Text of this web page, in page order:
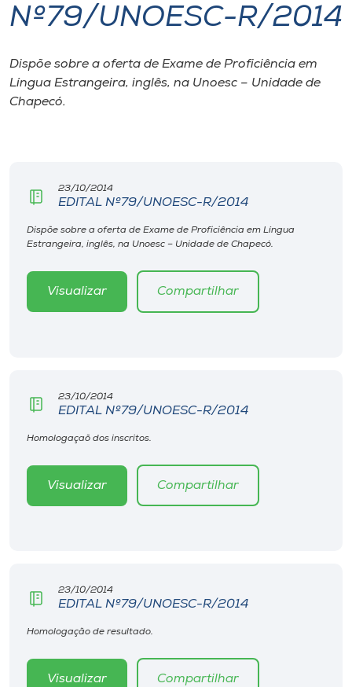
I.nova
Diplomados
Rádio
Unoesc
o idioma
Nº79/UNOESC-R/2014
Dispõe sobre a oferta de Exame de Proficiência em
Língua Estrangeira, inglês, na Unoesc – Unidade de
Chapecó.
23/10/2014
EDITAL Nº79/UNOESC-R/2014
Dispõe sobre a oferta de Exame de Proficiência em Língua
Estrangeira, inglês, na Unoesc – Unidade de Chapecó.
Visualizar Compartilhar
23/10/2014
EDITAL Nº79/UNOESC-R/2014
Homologaçaõ dos inscritos.
Visualizar Compartilhar
23/10/2014
EDITAL Nº79/UNOESC-R/2014
Homologação de resultado.
Visualizar Compartilhar